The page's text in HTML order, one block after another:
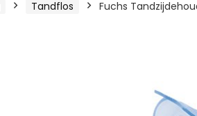
Tandflos Fuchs